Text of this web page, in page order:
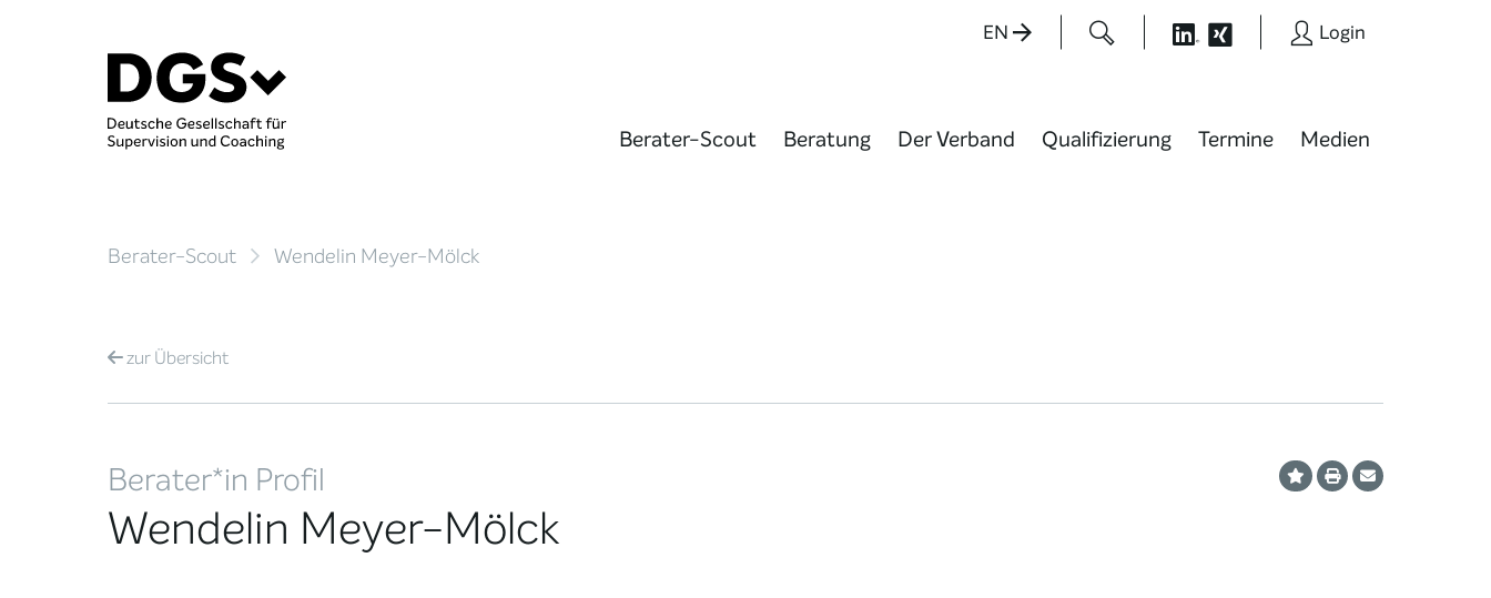
EN Login
Berater-Scout Beratung Der Verband Qualifizierung Termine Medien
Berater-Scout Wendelin Meyer-Mölck
zurÜbersicht
Berater*in Profil
Wendelin Meyer-Mölck